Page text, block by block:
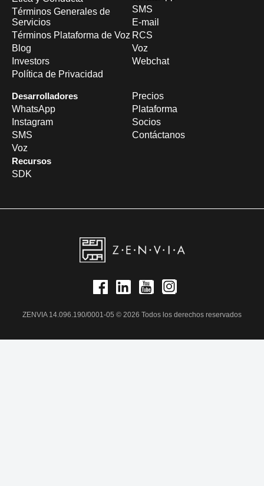
Términos Generales de
Servicios
Términos Plataforma de Voz
Blog
Investors
Política de Privacidad
SMS
E-mail
RCS
Voz
Webchat
Desarrolladores
WhatsApp
Instagram
SMS
Voz
Recursos
SDK
Precios
Plataforma
Socios
Contáctanos
ZENVIA 14.096.190/0001-05 © 2026 Todos los derechos reservados